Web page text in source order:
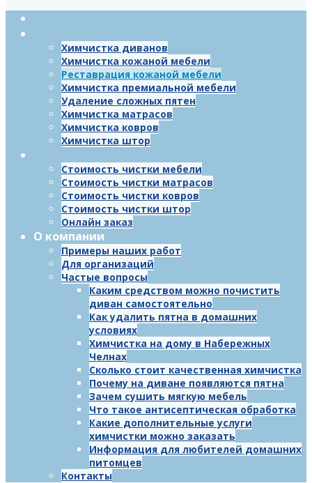
Химчистка диванов
Химчистка кожаной мебели
Реставрация кожаной мебели
Химчистка премиальной мебели
Удаление сложных пятен
Химчистка матрасов
Химчистка ковров
Химчистка штор
Стоимость чистки мебели
Стоимость чистки матрасов
Стоимость чистки ковров
Стоимость чистки штор
Онлайн заказ
О компании
Примеры наших работ
Для организаций
Частые вопросы
Каким средством можно почистить
диван самостоятельно
Как удалить пятна в домашних
условиях
Химчистка на дому в Набережных
Челнах
Сколько стоит качественная химчистка
Почему на диване появляются пятна
Зачем сушить мягкую мебель
Что такое антисептическая обработка
Какие дополнительные услуги
химчистки можно заказать
Информация для любителей домашних
питомцев
Контакты